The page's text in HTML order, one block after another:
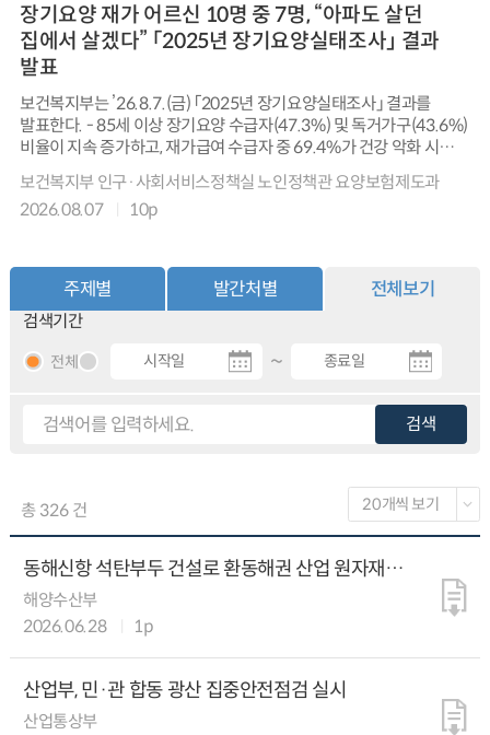
장기요양 재가 어르신 10명 중 7명, “아파도 살던
집에서 살겠다” 「2025년 장기요양실태조사」 결과
발표
보건복지부는 ’26.8.7.(금) 「2025년 장기요양실태조사」 결과를
발표한다. - 85세 이상 장기요양 수급자(47.3%) 및 독거가구(43.6%)
비율이 지속 증가하고, 재가급여 수급자 중 69.4%가 건강 악화 시에도
현재 집에 거주하기를 희망하는 등 지역사회 거주 욕구 확대 경향
나타남. - 수급자 가족의 84.6%가 장기요양보험 제도에 만족하고,
신체적·정서적 부양부담 등 각종 부담이 장기요양서비스로
처우개선 요구가 가장 많았음. - 장기요양기관은 재가급여 기관
중심으로 구조가 확대되는 가운데 이용자 모집, 기관 평가, 인력채용
등에서 운영상 애로가 큰 것으로 나타남. - 보건복지부는 초고령·독거
서비스 강화, 가족 돌봄 부담 완화, 요양요원 처우개선 등 제도 개선을
보건복지부 인구·사회서비스정책실 노인정책관 요양보험제도과
2026.08.07
10p
주제별 발간처별 전체보기
검색기간
전체 ~
검색
총 326 건
동해신항 석탄부두 건설로 환동해권 산업 원자재
공급기반 확충
해양수산부
2026.06.28
1p
산업부, 민·관 합동 광산 집중안전점검 실시
산업통상부